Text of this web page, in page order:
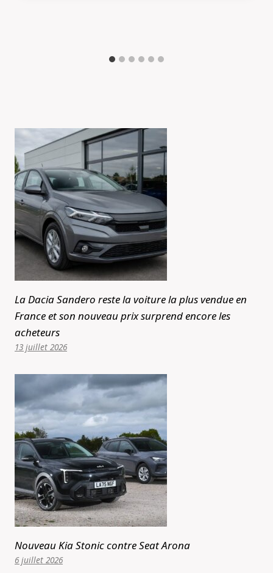
La Dacia Sandero reste la voiture la plus vendue en
France et son nouveau prix surprend encore les
acheteurs
13 juillet 2026
Nouveau Kia Stonic contre Seat Arona
6 juillet 2026